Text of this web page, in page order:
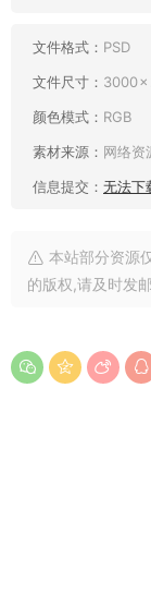
文件格式： PSD
文件尺寸： 3000
颜色模式： RGB
素材来源： 网络资
信息提交： 无法下
本站部分资源
的版权,请及时发